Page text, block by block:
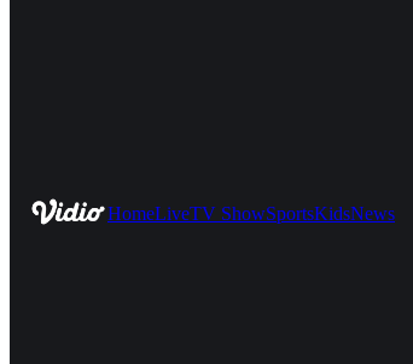
HomeLiveTV ShowSportsKidsNews